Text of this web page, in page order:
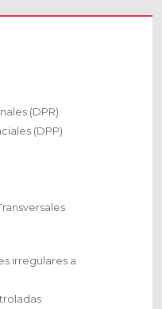
(DPR)
(DPP)
irregulares a